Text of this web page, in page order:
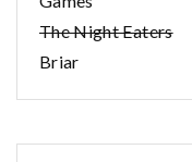
The Night Eaters
Briar